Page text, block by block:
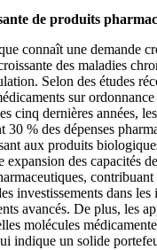
de produits
connaît une demande
des maladies
Selon des études
sur
cinq dernières années,
30 % des dépenses
aux produits
expansion des capacités
contribuant
investissements dans les
avancés. De plus, les
molécules
indique un solide